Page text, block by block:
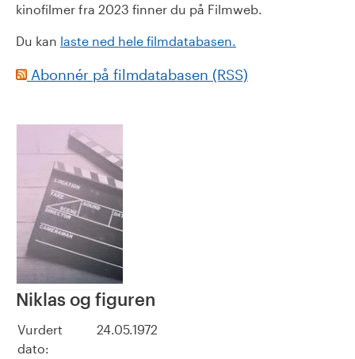
kinofilmer fra 2023 finner du på Filmweb.
Du kan laste ned hele filmdatabasen.
Abonnér på filmdatabasen (RSS)
Niklas og figuren
Vurdert
dato:
24.05.1972